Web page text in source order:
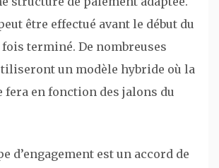
être effectué avant le début du
terminé. De nombreuses
un modèle hybride où la
fera en fonction des jalons du
d’engagement est un accord de